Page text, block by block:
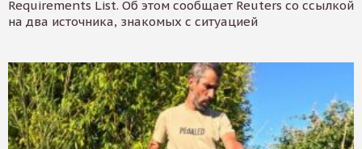
Requirements List. Об этом сообщает Reuters со ссылкой
на два источника, знакомых с ситуацией